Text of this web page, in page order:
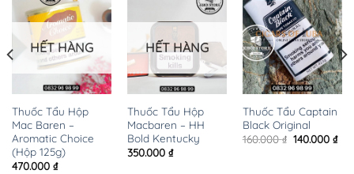
HẾT HÀNG
Thuốc Tẩu Hộp
Mac Baren –
Aromatic Choice
(Hộp 125g)
470.000 ₫
HẾT HÀNG
Thuốc Tẩu Hộp
Macbaren – HH
Bold Kentucky
350.000 ₫
Thuốc Tẩu Captain
Black Original
160.000₫ Giá
140.000 ₫Giá